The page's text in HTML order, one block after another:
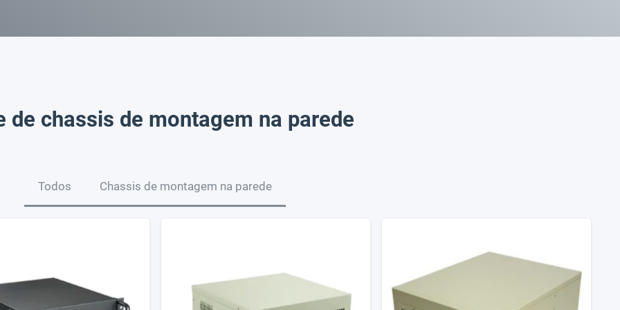
de chassis de montagem na parede
Todos Chassis de montagem na parede